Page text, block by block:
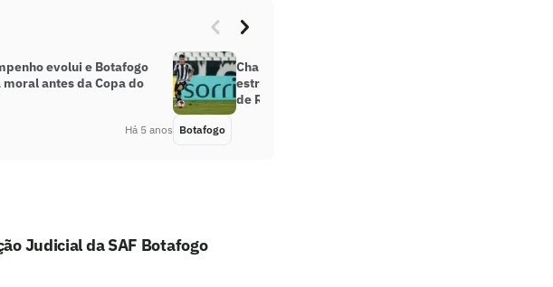
evolui e Botafogo
moral antes da Copa do
Há 5 anos
Chamusca fala sobre a atuação dos
estreantes e explica substituição
de Ronald: ‘Pediu para sair’
Botafogo
Judicial da SAF Botafogo